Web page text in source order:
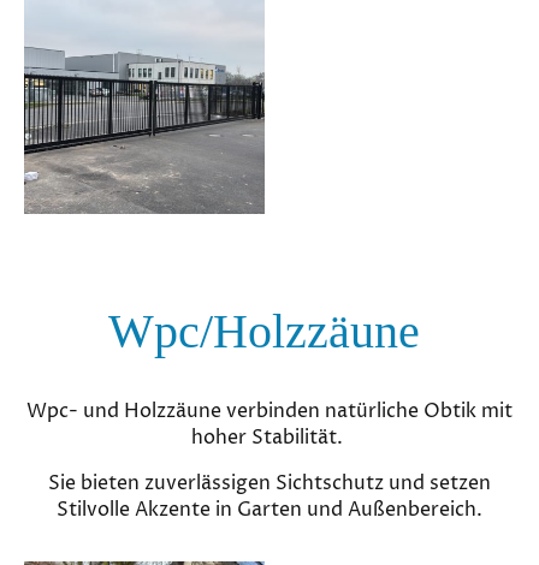
Wpc/Holzzäune
Wpc- und Holzzäune verbinden natürliche Obtik mit
hoher Stabilität.
Sie bieten zuverlässigen Sichtschutz und setzen
Stilvolle Akzente in Garten und Außenbereich.